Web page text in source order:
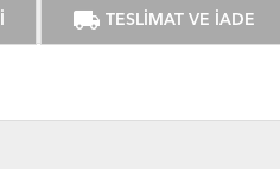
local_shipping TESLİMAT VE İADE